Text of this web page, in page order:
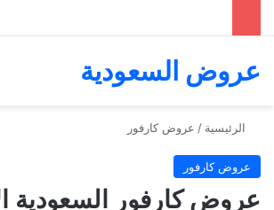
عروض السعودية
الرئيسية / عروض كارفور
عروض كارفور
عروض كارفور السعودية